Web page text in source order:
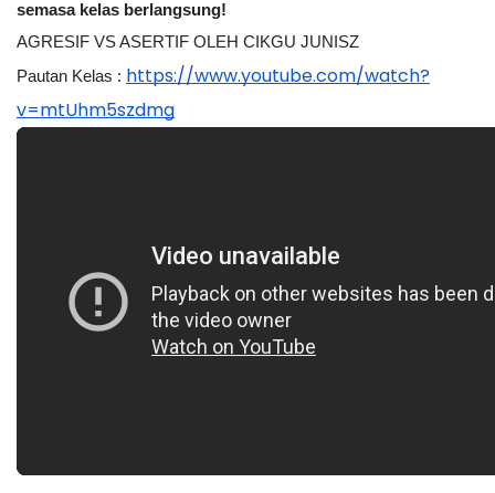
semasa kelas berlangsung!
AGRESIF VS ASERTIF OLEH CIKGU JUNISZ
Pautan Kelas : https://www.youtube.com/watch?
v=mtUhm5szdmg